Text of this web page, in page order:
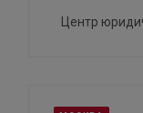
Центр